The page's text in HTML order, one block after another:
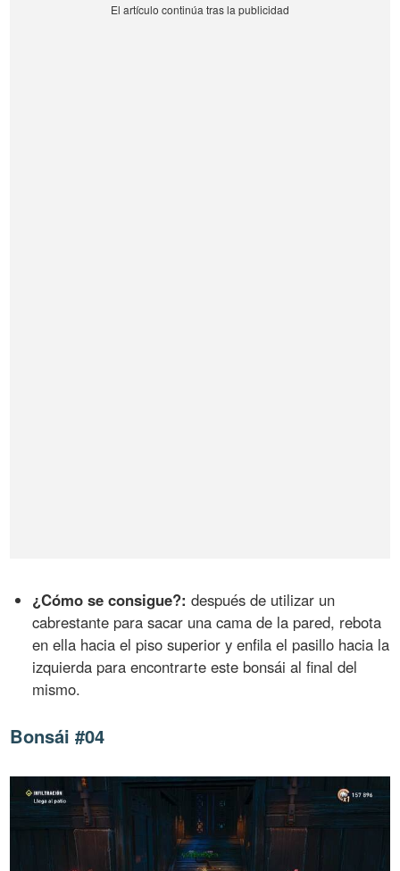
¿Cómo se consigue?: después de utilizar un
cabrestante para sacar una cama de la pared, rebota
en ella hacia el piso superior y enfila el pasillo hacia la
izquierda para encontrarte este bonsái al final del
mismo.
Bonsái #04